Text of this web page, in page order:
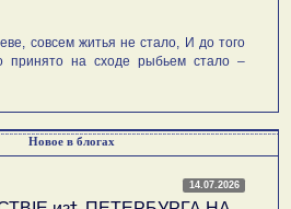
совсем житья не стало, И до того
принято на сходе рыбьем стало –
Новое в блогах
14.07.2026